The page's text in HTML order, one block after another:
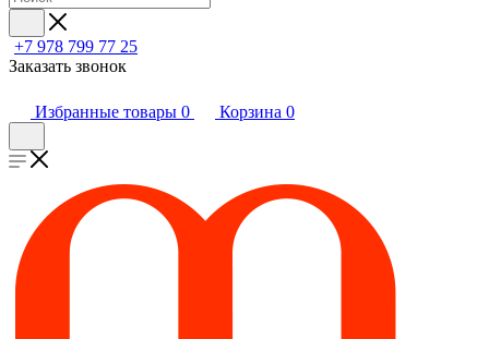
+7 978 799 77 25
Заказать звонок
Избранные товары 0 Корзина 0